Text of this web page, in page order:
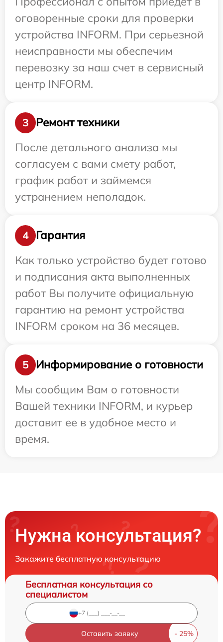
оговоренные сроки для проверки
устройства INFORM. При серьезной
неисправности мы обеспечим
перевозку за наш счет в сервисный
центр INFORM.
3
Ремонт техники
После детального анализа мы
согласуем с вами смету работ,
график работ и займемся
устранением неполадок.
4
Гарантия
Как только устройство будет готово
и подписания акта выполненных
работ Вы получите официальную
гарантию на ремонт устройства
INFORM сроком на 36 месяцев.
5
Информирование о готовности
Мы сообщим Вам о готовности
Вашей техники INFORM, и курьер
доставит ее в удобное место и
время.
Нужна консультация?
Закажите бесплатную консультацию
Бесплатная консультация со
специалистом
Оставить заявку